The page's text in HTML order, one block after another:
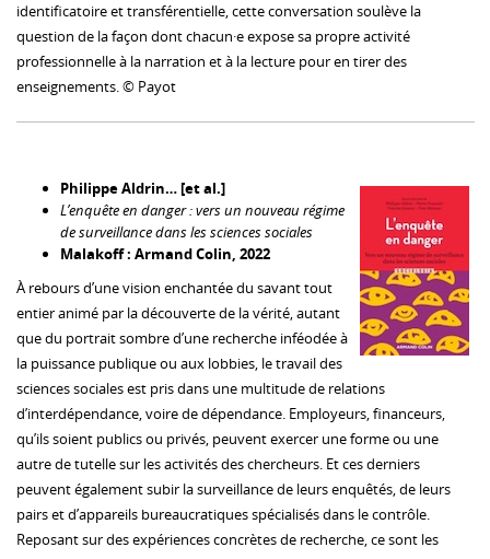
identificatoire et transférentielle, cette conversation soulève la
question de la façon dont chacun·e expose sa propre activité
professionnelle à la narration et à la lecture pour en tirer des
enseignements. © Payot
Philippe Aldrin… [et al.]
L’enquête en danger : vers un nouveau régime
de surveillance dans les sciences sociales
Malakoff : Armand Colin, 2022
À rebours d’une vision enchantée du savant tout
entier animé par la découverte de la vérité, autant
que du portrait sombre d’une recherche inféodée à
la puissance publique ou aux lobbies, le travail des
sciences sociales est pris dans une multitude de relations
d’interdépendance, voire de dépendance. Employeurs, financeurs,
qu’ils soient publics ou privés, peuvent exercer une forme ou une
autre de tutelle sur les activités des chercheurs. Et ces derniers
peuvent également subir la surveillance de leurs enquêtés, de leurs
pairs et d’appareils bureaucratiques spécialisés dans le contrôle.
Reposant sur des expériences concrètes de recherche, ce sont les